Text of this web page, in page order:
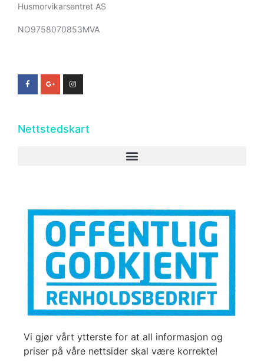
Husmorvikarsentret AS
NO9758070853MVA
Nettstedskart
Vi gjør vårt ytterste for at all informasjon og
priser på våre nettsider skal være korrekte!